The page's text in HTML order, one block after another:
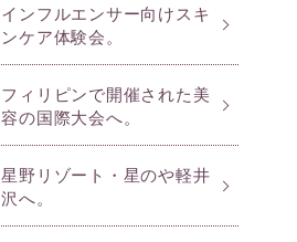
インフルエンサー向けスキ
ンケア体験会。
フィリピンで開催された美
容の国際大会へ。
星野リゾート・星のや軽井
沢へ。